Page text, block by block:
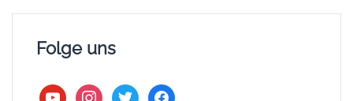
Folge uns
youtubeinstagram
twitter facebook